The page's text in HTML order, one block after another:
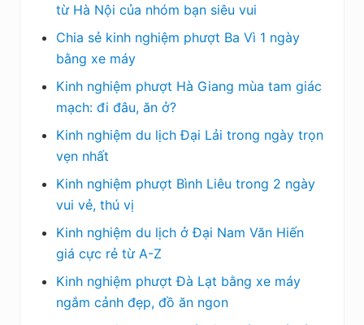
từ Hà Nội của nhóm bạn siêu vui
Chia sẻ kinh nghiệm phượt Ba Vì 1 ngày
bằng xe máy
Kinh nghiệm phượt Hà Giang mùa tam giác
mạch: đi đâu, ăn ở?
Kinh nghiệm du lịch Đại Lải trong ngày trọn
vẹn nhất
Kinh nghiệm phượt Bình Liêu trong 2 ngày
vui vẻ, thú vị
Kinh nghiệm du lịch ở Đại Nam Văn Hiến
giá cực rẻ từ A-Z
Kinh nghiệm phượt Đà Lạt bằng xe máy
ngắm cảnh đẹp, đồ ăn ngon